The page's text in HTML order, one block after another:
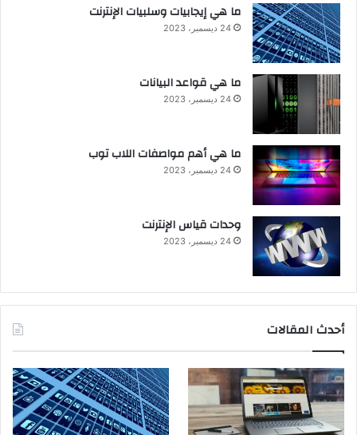
ما هي إيجابيات وسلبيات الإنترنت
24 ديسمبر، 2023
ما هي قواعد البيانات
24 ديسمبر، 2023
ما هي أهم مواصفات اللاب توب
24 ديسمبر، 2023
وحدات قياس الإنترنت
24 ديسمبر، 2023
أحدث المقالات